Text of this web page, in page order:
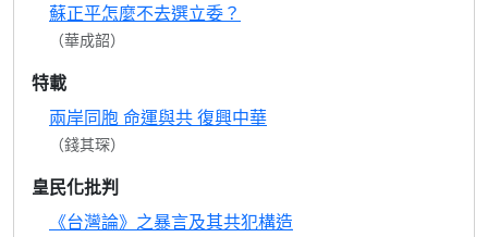
蘇正平怎麼不去選立委？
（華成韶）
特載
兩岸同胞 命運與共 復興中華
（錢其琛）
皇民化批判
《台灣論》之暴言及其共犯構造